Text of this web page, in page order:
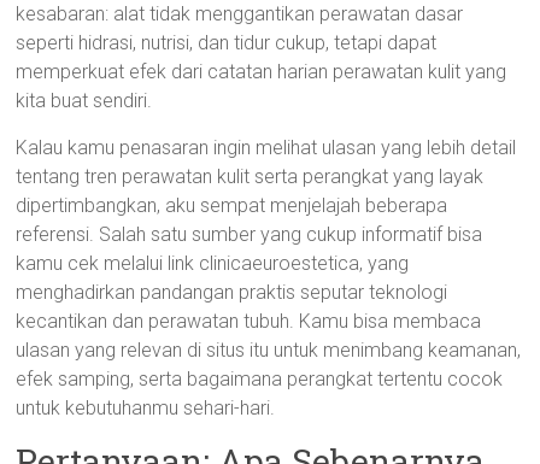
kesabaran: alat tidak menggantikan perawatan dasar
seperti hidrasi, nutrisi, dan tidur cukup, tetapi dapat
memperkuat efek dari catatan harian perawatan kulit yang
kita buat sendiri.
Kalau kamu penasaran ingin melihat ulasan yang lebih detail
tentang tren perawatan kulit serta perangkat yang layak
dipertimbangkan, aku sempat menjelajah beberapa
referensi. Salah satu sumber yang cukup informatif bisa
kamu cek melalui link clinicaeuroestetica, yang
menghadirkan pandangan praktis seputar teknologi
kecantikan dan perawatan tubuh. Kamu bisa membaca
ulasan yang relevan di situs itu untuk menimbang keamanan,
efek samping, serta bagaimana perangkat tertentu cocok
untuk kebutuhanmu sehari-hari.